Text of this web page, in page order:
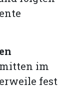
im
fest